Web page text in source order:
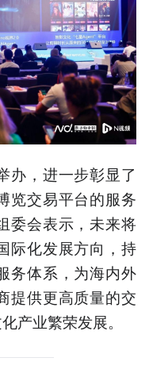
办，进一步彰显了
览交易平台的服务
委会表示，未来将
际化发展方向，持
务体系，为海内外
提供更高质量的交
产业繁荣发展。